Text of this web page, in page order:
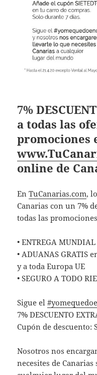
7%
a todas las
promociones
online de
EnTuCanarias.com,
Canarias con un 7%
todas las
• ENTREGA MUNDIAL
• ADUANAS GRATIS
y a toda Europa UE
• SEGURO A TODO
Sigue el
7% DESCUENTO
Cupón de descuento:
Nosotros nos
necesites de